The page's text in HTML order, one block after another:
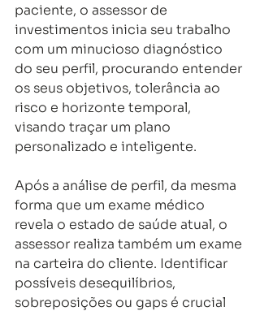
paciente, o assessor de
investimentos inicia seu trabalho
com um minucioso diagnóstico
do seu perfil, procurando entender
os seus objetivos, tolerância ao
risco e horizonte temporal,
visando traçar um plano
personalizado e inteligente.
Após a análise de perfil, da mesma
forma que um exame médico
revela o estado de saúde atual, o
assessor realiza também um exame
na carteira do cliente. Identificar
possíveis desequilíbrios,
sobreposições ou gaps é crucial